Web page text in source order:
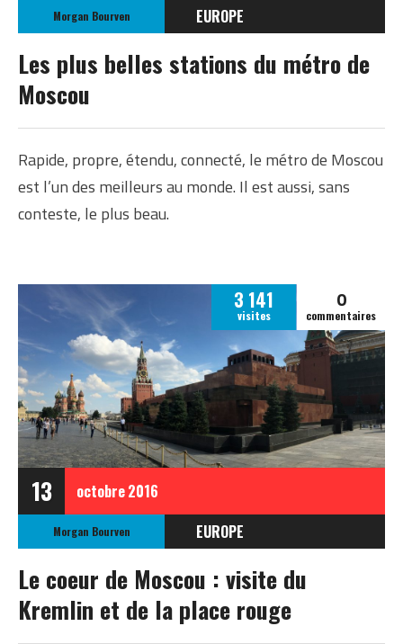
Morgan Bourven
EUROPE
RUSSIE
Les plus belles stations du métro de
Moscou
Rapide, propre, étendu, connecté, le métro de Moscou
est l’un des meilleurs au monde. Il est aussi, sans
conteste, le plus beau.
13 octobre2016
3 141
visites
0
commentaires
Morgan Bourven
EUROPE
RUSSIE
Le coeur de Moscou : visite du
Kremlin et de la place rouge